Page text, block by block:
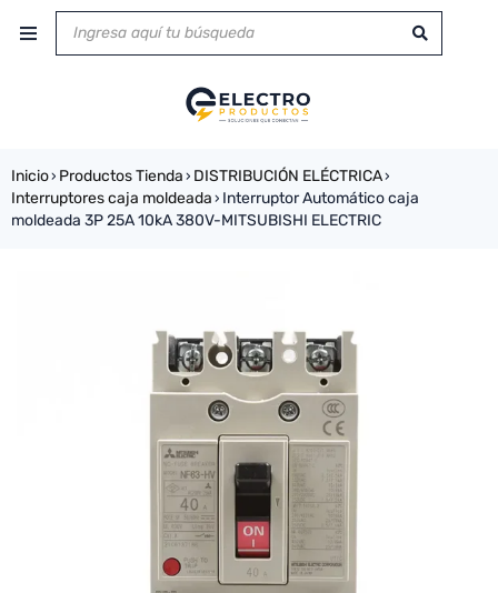
Inicio› Productos Tienda › DISTRIBUCIÓN ELÉCTRICA›
Interruptores caja moldeada › Interruptor Automático caja
moldeada 3P 25A 10kA 380V-MITSUBISHI ELECTRIC